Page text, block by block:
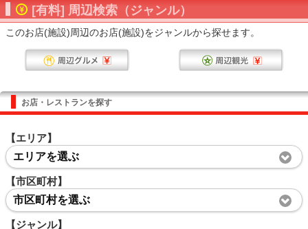
[有料] 周辺検索（ジャンル）
このお店(施設)周辺のお店(施設)をジャンルから探せます。
お店・レストランを探す
【エリア】
エリアを選ぶ
【市区町村】
市区町村を選ぶ
【ジャンル】